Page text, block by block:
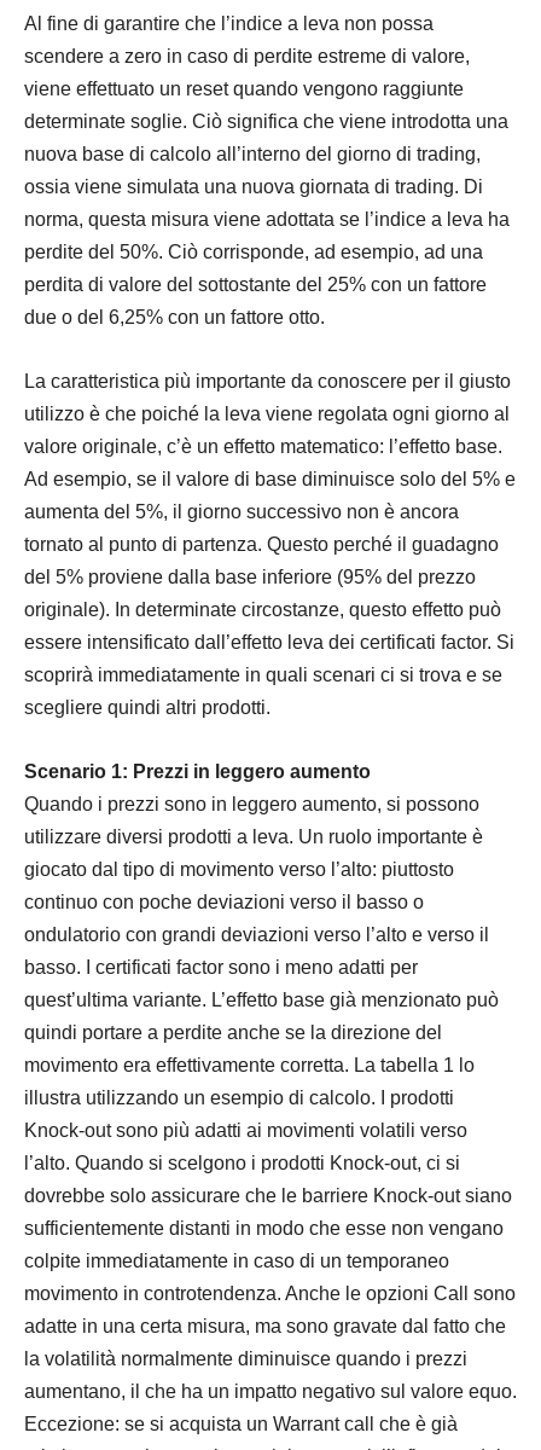
Al fine di garantire che l’indice a leva non possa
scendere a zero in caso di perdite estreme di valore,
viene effettuato un reset quando vengono raggiunte
determinate soglie. Ciò significa che viene introdotta una
nuova base di calcolo all’interno del giorno di trading,
ossia viene simulata una nuova giornata di trading. Di
norma, questa misura viene adottata se l’indice a leva ha
perdite del 50%. Ciò corrisponde, ad esempio, ad una
perdita di valore del sottostante del 25% con un fattore
due o del 6,25% con un fattore otto.
La caratteristica più importante da conoscere per il giusto
utilizzo è che poiché la leva viene regolata ogni giorno al
valore originale, c’è un effetto matematico: l’effetto base.
Ad esempio, se il valore di base diminuisce solo del 5% e
aumenta del 5%, il giorno successivo non è ancora
tornato al punto di partenza. Questo perché il guadagno
del 5% proviene dalla base inferiore (95% del prezzo
originale). In determinate circostanze, questo effetto può
essere intensificato dall’effetto leva dei certificati factor. Si
scoprirà immediatamente in quali scenari ci si trova e se
scegliere quindi altri prodotti.
Scenario 1: Prezzi in leggero aumento
Quando i prezzi sono in leggero aumento, si possono
utilizzare diversi prodotti a leva. Un ruolo importante è
giocato dal tipo di movimento verso l’alto: piuttosto
continuo con poche deviazioni verso il basso o
ondulatorio con grandi deviazioni verso l’alto e verso il
basso. I certificati factor sono i meno adatti per
quest’ultima variante. L’effetto base già menzionato può
quindi portare a perdite anche se la direzione del
movimento era effettivamente corretta. La tabella 1 lo
illustra utilizzando un esempio di calcolo. I prodotti
Knock-out sono più adatti ai movimenti volatili verso
l’alto. Quando si scelgono i prodotti Knock-out, ci si
dovrebbe solo assicurare che le barriere Knock-out siano
sufficientemente distanti in modo che esse non vengano
colpite immediatamente in caso di un temporaneo
movimento in controtendenza. Anche le opzioni Call sono
adatte in una certa misura, ma sono gravate dal fatto che
la volatilità normalmente diminuisce quando i prezzi
aumentano, il che ha un impatto negativo sul valore equo.
Eccezione: se si acquista un Warrant call che è già